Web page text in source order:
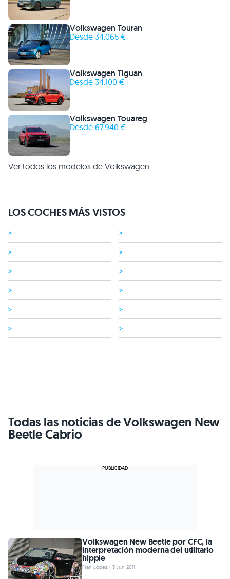
Volkswagen Touran
Desde 34.065 €
Volkswagen Tiguan
Desde 34.100 €
Volkswagen Touareg
Desde 67.940 €
Ver todos los modelos de Volkswagen
LOS COCHES MÁS VISTOS
>
>
>
>
>
>
>
>
>
>
>
>
Todas las noticias de Volkswagen New
Beetle Cabrio
Volkswagen New Beetle por CFC, la
interpretación moderna del utilitario
hippie
Fran López | 3 Jun 2011